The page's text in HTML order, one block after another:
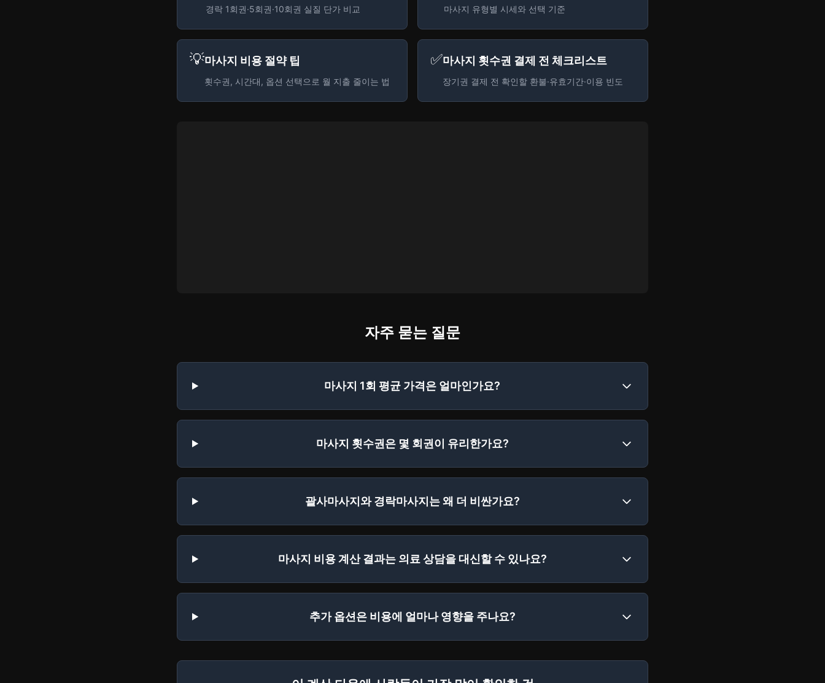
경락 1회권·5회권·10회권 실질 단가 비교 마사지 유형별 시세와 선택 기준
💡마사지 비용 절약 팁
횟수권, 시간대, 옵션 선택으로 월 지출 줄이는 법
✅마사지 횟수권 결제 전 체크리스트
장기권 결제 전 확인할 환불·유효기간·이용 빈도
자주 묻는 질문
마사지 1회 평균 가격은 얼마인가요?
마사지 횟수권은 몇 회권이 유리한가요?
괄사마사지와 경락마사지는 왜 더 비싼가요?
마사지 비용 계산 결과는 의료 상담을 대신할 수 있나요?
추가 옵션은 비용에 얼마나 영향을 주나요?